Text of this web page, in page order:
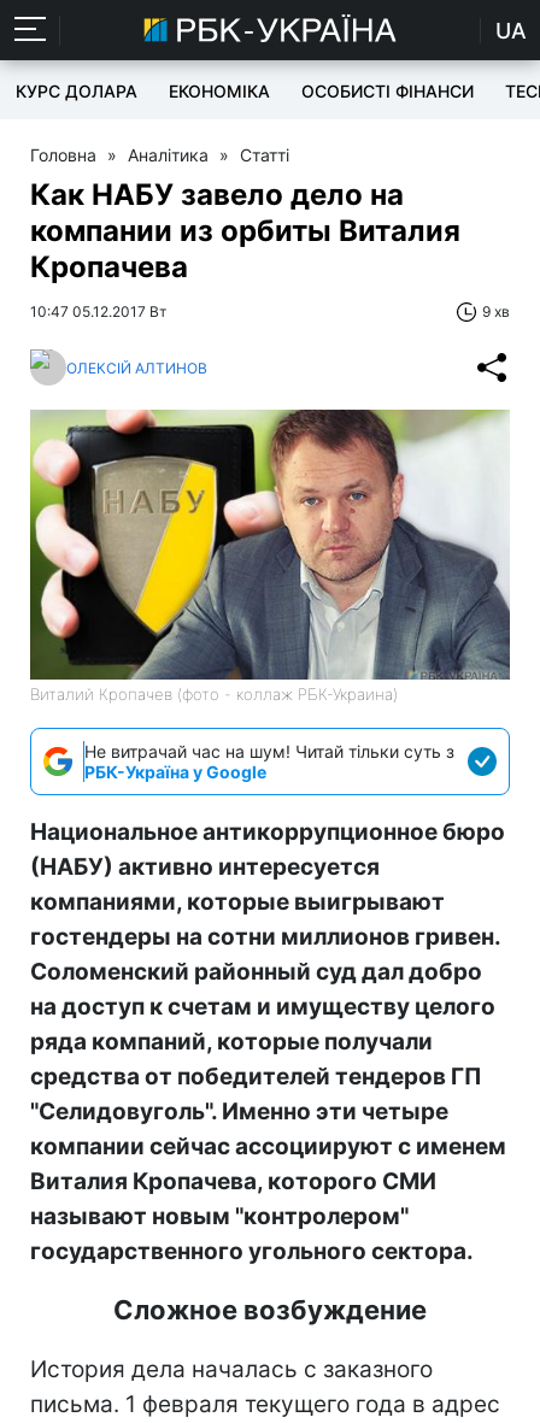
UA
КУРС ДОЛАРА ЕКОНОМІКА ОСОБИСТІ ФІНАНСИ
Головна » Аналітика » Статті
Как НАБУ завело дело на
компании из орбиты Виталия
Кропачева
10:47 05.12.2017 Вт 9 хв
ОЛЕКСІЙ АЛТИНОВ
Виталий Кропачев (фото - коллаж РБК-Украина)
Не витрачай час на шум! Читай тільки суть з
РБК-Україна у Google
Национальное антикоррупционное бюро
(НАБУ) активно интересуется
компаниями, которые выигрывают
гостендеры на сотни миллионов гривен.
Соломенский районный суд дал добро
на доступ к счетам и имуществу целого
ряда компаний, которые получали
средства от победителей тендеров ГП
"Селидовуголь". Именно эти четыре
компании сейчас ассоциируют с именем
Виталия Кропачева, которого СМИ
называют новым "контролером"
государственного угольного сектора.
Сложное возбуждение
История дела началась с заказного
письма. 1 февраля текущего года в адрес